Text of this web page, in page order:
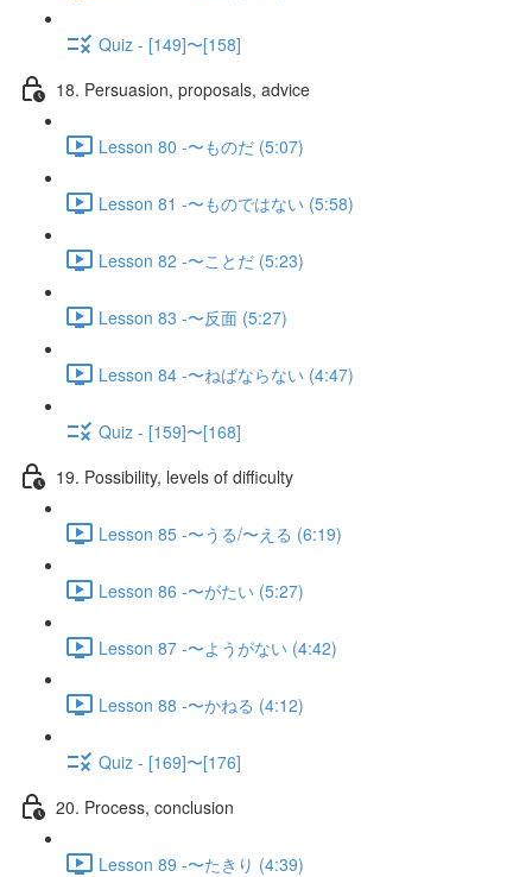
Quiz - [149]〜[158]
18. Persuasion, proposals, advice
Lesson 80 -〜ものだ (5:07)
Lesson 81 -〜ものではない (5:58)
Lesson 82 -〜ことだ (5:23)
Lesson 83 -〜反面 (5:27)
Lesson 84 -〜ねばならない (4:47)
Quiz - [159]〜[168]
19. Possibility, levels of difficulty
Lesson 85 -〜うる/〜える (6:19)
Lesson 86 -〜がたい (5:27)
Lesson 87 -〜ようがない (4:42)
Lesson 88 -〜かねる (4:12)
Quiz - [169]〜[176]
20. Process, conclusion
Lesson 89 -〜たきり (4:39)